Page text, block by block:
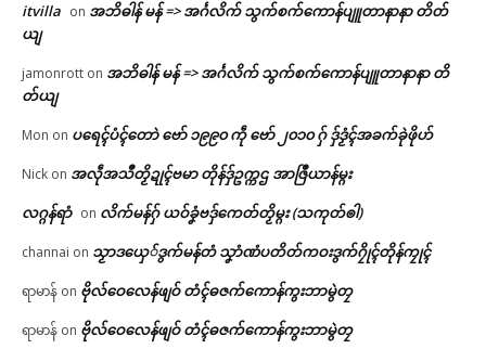
itvilla on အဘိဓါန် မန် => အၚ်္ဂလိက် သွက်စက်ကောန်ပျူတာနာနာ တိတ်
ယျ
jamonrott on အဘိဓါန် မန် => အၚ်္ဂလိက် သွက်စက်ကောန်ပျူတာနာနာ တိ
တ်ယျ
Mon on ပရေၚ်ပံၚ်တောဲ ဗော် ၁၉၉၀ ကဵု ဗော် ၂၀၁၀ ဂှ် ဒှ်ဒၟံၚ်အခက်ခုဲဖိုဟ်
Nick on အလဵုအသဳတၟိဍုၚ်ဗမာ တိုန်ဒှ်ဥက္ကဌ အာဇြဳယာန်မ္ဂး
လဂ္ဂန်ရာံ on လိက်မန်ဂှ် ယဝ်ခၞံဗဒှ်ကေတ်တၟိမ္ဂး (သကုတ်ၜါ)
channai on သၟာဒယှေ်ဒွက်မန်တံ သၞာံဏံပတိတ်ကဝးဒွက်ဂၠိုၚ်တိုန်ကၠုၚ်
ရာမာန် on ဗိုလ်ဝေလေန်ဖျဝ် တံၚ်ဓဇက်ကောန်ကွးဘာမွဲတၠ
ရာမာန် on ဗိုလ်ဝေလေန်ဖျဝ် တံၚ်ဓဇက်ကောန်ကွးဘာမွဲတၠ